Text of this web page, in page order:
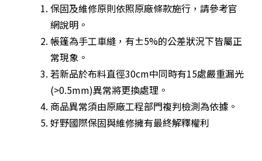
保固及維修原則依照原廠條款施行，請參考官
網說明。
帳篷為手工車縫，有±5%的公差狀況下皆屬正
常現象。
若新品於布料直徑30cm中同時有15處嚴重漏光
(>0.5mm)異常將更換處理。
商品異常須由原廠工程部門複判檢測為依據。
好野國際保固與維修擁有最終解釋權利